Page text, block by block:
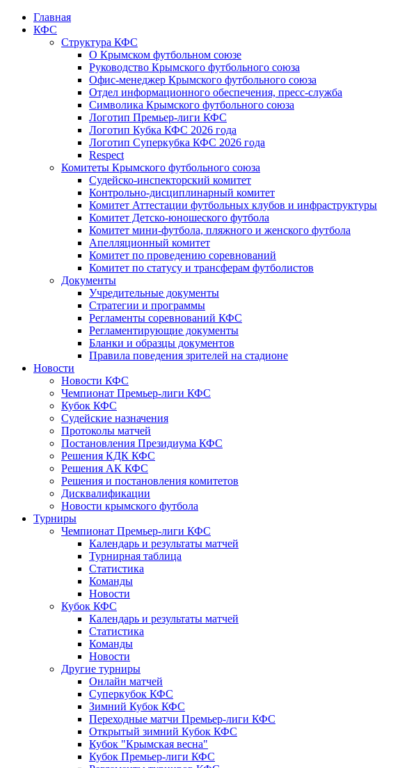
Главная
КФС
Структура КФС
О Крымском футбольном союзе
Руководство Крымского футбольного союза
Офис-менеджер Крымского футбольного союза
Отдел информационного обеспечения, пресс-служба
Символика Крымского футбольного союза
Логотип Премьер-лиги КФС
Логотип Кубка КФС 2026 года
Логотип Суперкубка КФС 2026 года
Respect
Комитеты Крымского футбольного союза
Судейско-инспекторский комитет
Контрольно-дисциплинарный комитет
Комитет Аттестации футбольных клубов и инфраструктуры
Комитет Детско-юношеского футбола
Комитет мини-футбола, пляжного и женского футбола
Апелляционный комитет
Комитет по проведению соревнований
Комитет по статусу и трансферам футболистов
Документы
Учредительные документы
Стратегии и программы
Регламенты соревнований КФС
Регламентирующие документы
Бланки и образцы документов
Правила поведения зрителей на стадионе
Новости
Новости КФС
Чемпионат Премьер-лиги КФС
Кубок КФС
Судейские назначения
Протоколы матчей
Постановления Президиума КФС
Решения КДК КФС
Решения АК КФС
Решения и постановления комитетов
Дисквалификации
Новости крымского футбола
Турниры
Чемпионат Премьер-лиги КФС
Календарь и результаты матчей
Турнирная таблица
Статистика
Команды
Новости
Кубок КФС
Календарь и результаты матчей
Статистика
Команды
Новости
Другие турниры
Онлайн матчей
Суперкубок КФС
Зимний Кубок КФС
Переходные матчи Премьер-лиги КФС
Открытый зимний Кубок КФС
Кубок "Крымская весна"
Кубок Премьер-лиги КФС